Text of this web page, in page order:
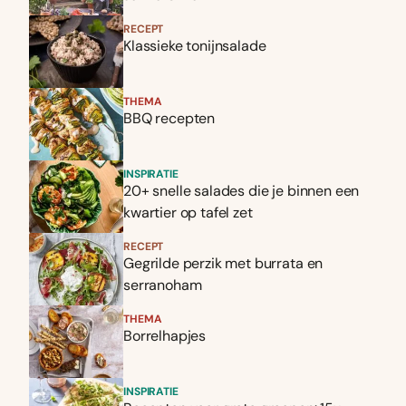
RECEPT
Klassieke tonijnsalade
THEMA
BBQ recepten
INSPIRATIE
20+ snelle salades die je binnen een
kwartier op tafel zet
RECEPT
Gegrilde perzik met burrata en
serranoham
THEMA
Borrelhapjes
INSPIRATIE